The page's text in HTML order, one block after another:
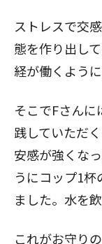
ストレスで交
態を作り出し
経が働くよう
そこでFさん
践していただ
安感が強くな
うにコップ1
ました。水を
これがお守り